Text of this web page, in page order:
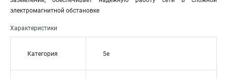
электромагнитной обстановке
Характеристики
Категория 5e